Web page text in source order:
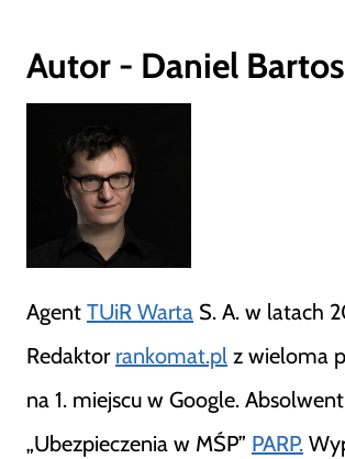
Autor - Daniel
Agent TUiR Warta S. A. w latach
Redaktor rankomat.pl z wieloma
na 1. miejscu w Google.
„Ubezpieczenia w MŚP” PARP.